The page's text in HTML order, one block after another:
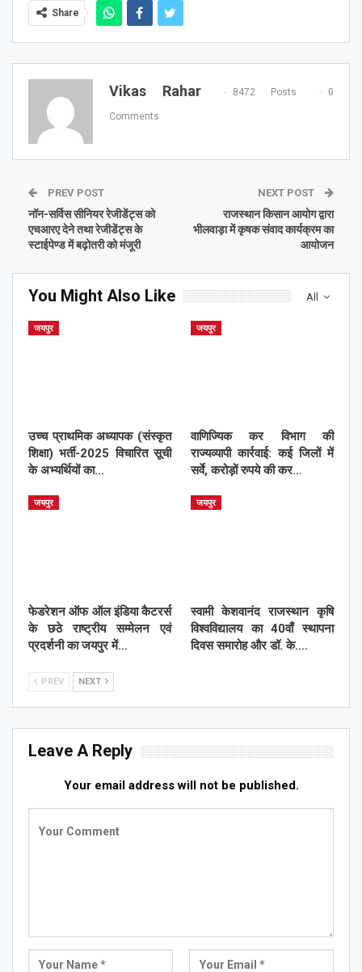
Share
Vikas Rahar 8472 Posts 0
Comments
PREV POST
नॉन-सर्विस सीनियर रेजीडेंट्स को
एचआरए देने तथा रेजीडेंट्स के
स्टाईपेण्ड में बढ़ोतरी को मंजूरी
NEXT POST
राजस्थान किसान आयोग द्वारा
भीलवाड़ा में कृषक संवाद कार्यक्रम का
आयोजन
All
You Might Also Like
जयपुर
उच्च प्राथमिक अध्यापक (संस्कृत
शिक्षा) भर्ती-2025 विचारित सूची
के अभ्यर्थियों का…
जयपुर
वाणिज्यिक कर विभाग की
राज्यव्यापी कार्रवाई: कई जिलों में
सर्वे, करोड़ों रुपये की कर…
जयपुर
फेडरेशन ऑफ ऑल इंडिया कैटरर्स
के छठे राष्ट्रीय सम्मेलन एवं
प्रदर्शनी का जयपुर में…
जयपुर
स्वामी केशवानंद राजस्थान कृषि
विश्वविद्यालय का 40वाँ स्थापना
दिवस समारोह और डॉ. के.…
PREV NEXT
Leave A Reply
Your email address will not be published.